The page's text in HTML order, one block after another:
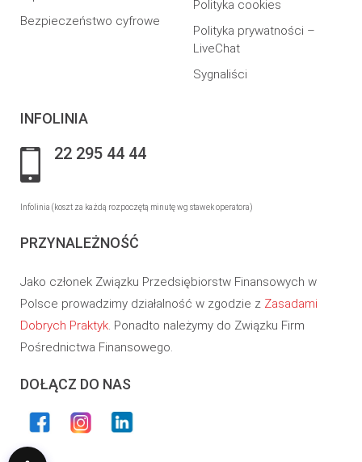
Bezpieczeństwo cyfrowe
Polityka cookies
Polityka prywatności –
LiveChat
Sygnaliści
INFOLINIA
22 295 44 44
Infolinia (koszt za każdą rozpoczętą minutę wg stawek operatora)
PRZYNALEŻNOŚĆ
Jako członek Związku Przedsiębiorstw Finansowych w
Polsce prowadzimy działalność w zgodzie z Zasadami
Dobrych Praktyk. Ponadto należymy do Związku Firm
Pośrednictwa Finansowego.
DOŁĄCZ DO NAS